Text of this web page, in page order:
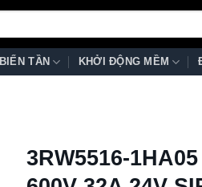
BIẾN TẦN KHỞI ĐỘNG MỀM
3RW5516-